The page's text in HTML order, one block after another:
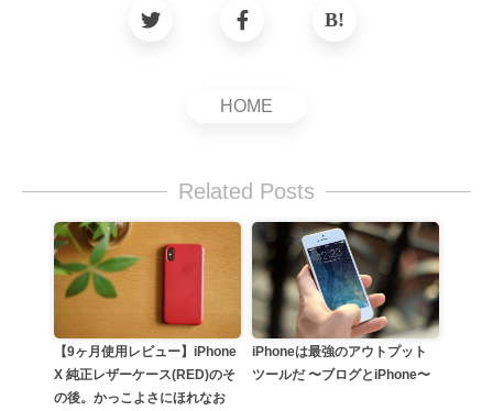
HOME
Related Posts
【9ヶ月使用レビュー】iPhone
X 純正レザーケース(RED)のそ
の後。かっこよさにほれなお
iPhoneは最強のアウトプット
ツールだ 〜ブログとiPhone〜